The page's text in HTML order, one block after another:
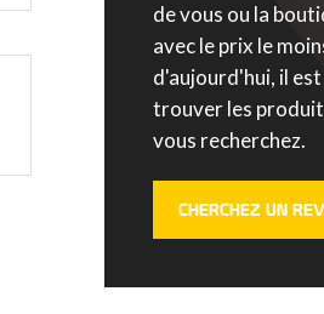
de vous ou la
avec le prix le
d'aujourd'hui, il
trouver les
vous recherchez.
CHERCHEZ UN